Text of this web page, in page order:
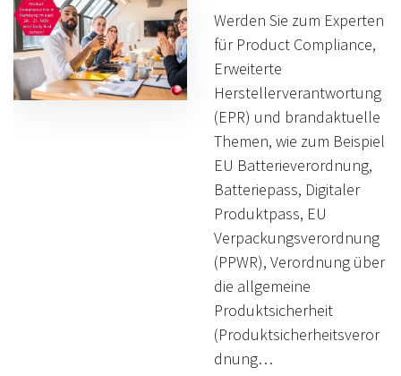
Werden Sie zum Experten
für Product Compliance,
Erweiterte
Herstellerverantwortung
(EPR) und brandaktuelle
Themen, wie zum Beispiel
EU Batterieverordnung,
Batteriepass, Digitaler
Produktpass, EU
Verpackungsverordnung
(PPWR), Verordnung über
die allgemeine
Produktsicherheit
(Produktsicherheitsveror
dnung…